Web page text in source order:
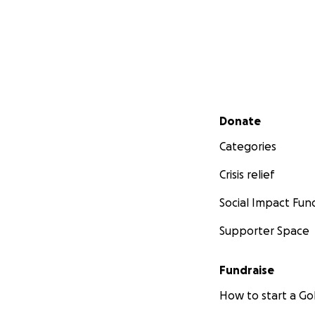
Secondary menu
Donate
Categories
Crisis relief
Social Impact
Supporter Space
Fundraise
How to start a